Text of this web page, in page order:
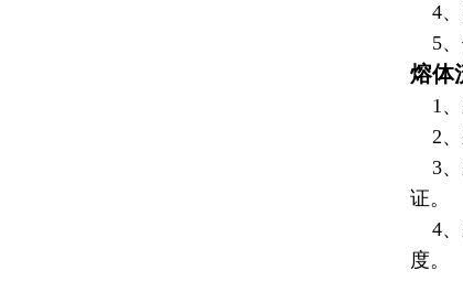
4、
5、
熔体
1、
2、
3、
证。
4、
度。